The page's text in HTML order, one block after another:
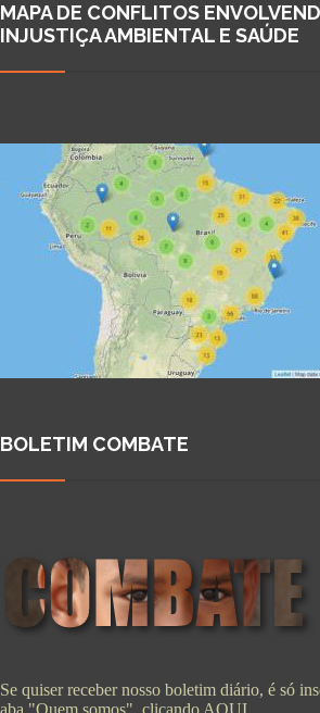
MAPA DE CONFLITOS
INJUSTIÇA AMBIENTAL E SAÚDE
BOLETIM COMBATE
Se quiser receber nosso boletim diário, é só
aba "Quem somos", clicando AQUI